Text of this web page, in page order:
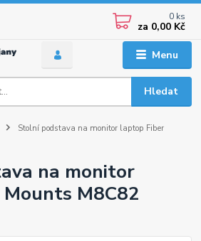
Menu
Hledat
0 ks
za 0,00 Kč
Stolní podstava na monitor laptop Fiber
na monitor
M8C82